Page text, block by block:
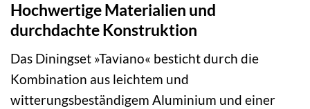
Hochwertige Materialien und
durchdachte Konstruktion
Das Diningset »Taviano« besticht durch die
Kombination aus leichtem und
witterungsbeständigem Aluminium und einer